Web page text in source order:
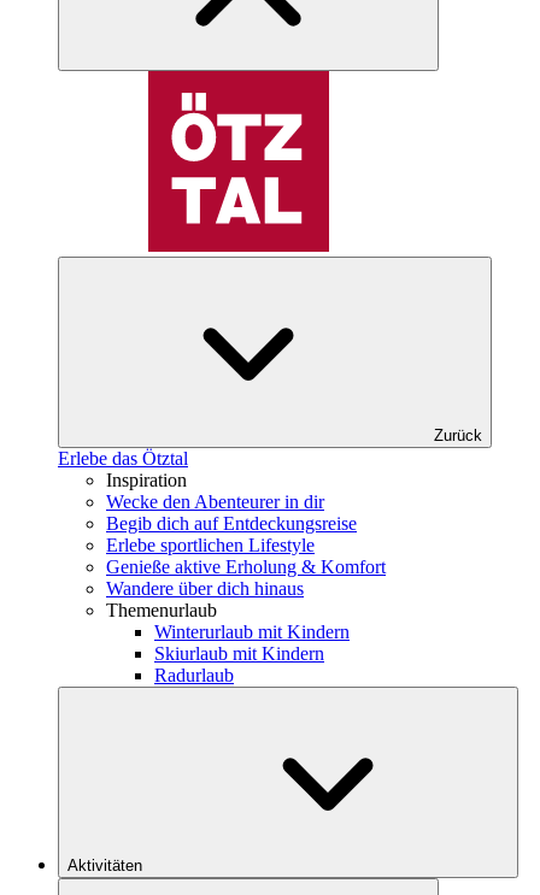
Zurück
Erlebe das Ötztal
Inspiration
Wecke den Abenteurer in dir
Begib dich auf Entdeckungsreise
Erlebe sportlichen Lifestyle
Genieße aktive Erholung & Komfort
Wandere über dich hinaus
Themenurlaub
Winterurlaub mit Kindern
Skiurlaub mit Kindern
Radurlaub
Aktivitäten